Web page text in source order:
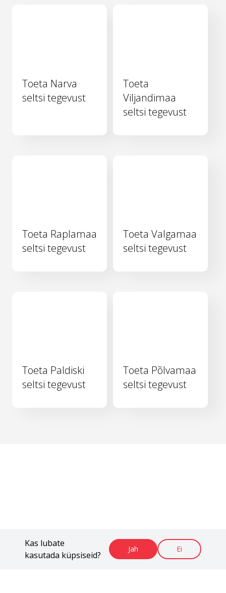
Kas lubate
kasutada küpsiseid?
Jah Ei
Toeta Narva
seltsi tegevust
Toeta
Viljandimaa
seltsi tegevust
Toeta Raplamaa
seltsi tegevust
Toeta Valgamaa
seltsi tegevust
Toeta Paldiski
seltsi tegevust
Toeta Põlvamaa
seltsi tegevust